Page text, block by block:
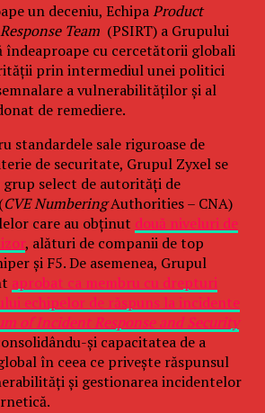
un deceniu, EchipaProduct
Team (PSIRT) a Grupului
îndeaproape cu cercetătorii globali
prin intermediul unei politici
a vulnerabilităților și al
de remediere.
standardele sale riguroase de
de securitate, Grupul Zyxel se
select de autorități de
CVE NumberingAuthorities – CNA)
care au obținut două niveluri de
, alături de companii de top
și F5. De asemenea, Grupul
aprobat ca membru cu drepturi
echipelor de răspuns la incidente
of Incident Response and Security
și capacitatea de a
în ceea ce privește răspunsul
și gestionarea incidentelor